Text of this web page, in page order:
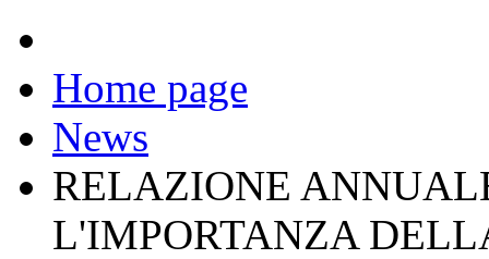
Home page
News
RELAZIONE
L'IMPORTANZA